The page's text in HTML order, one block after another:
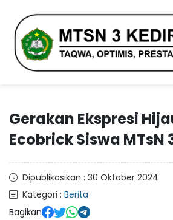
Gerakan Ekspresi
Ecobrick Siswa MTsN
Dipublikasikan : 30 Oktober 2024
Kategori : Berita
Bagikan